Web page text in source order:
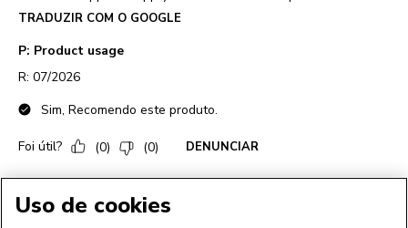
Uso de cookies